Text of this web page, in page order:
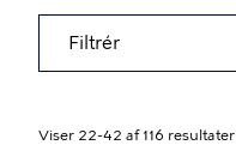
Filtrér
Viser 22-42 af 116 resultater